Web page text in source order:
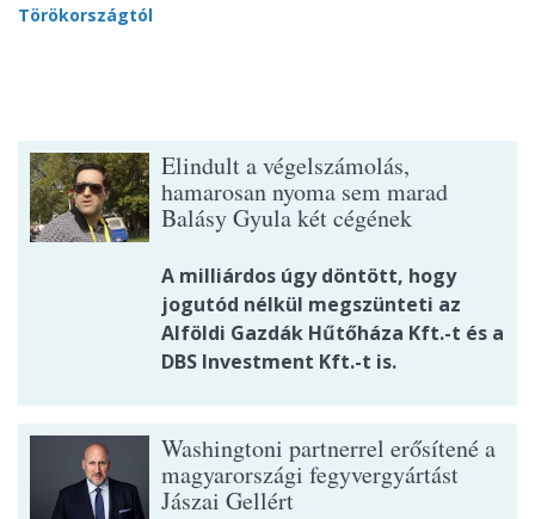
Törökországtól
Elindult a végelszámolás,
hamarosan nyoma sem marad
Balásy Gyula két cégének
A milliárdos úgy döntött, hogy
jogutód nélkül megszünteti az
Alföldi Gazdák Hűtőháza Kft.-t és a
DBS Investment Kft.-t is.
Washingtoni partnerrel erősítené a
magyarországi fegyvergyártást
Jászai Gellért